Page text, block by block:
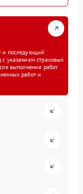
и последующий
с указанием страховых
выполнения работ
работ и